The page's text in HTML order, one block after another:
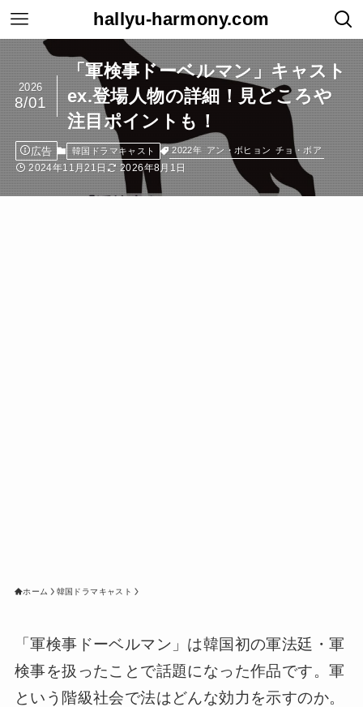
hallyu-harmony.com
「軍検事ドーベルマン」キャスト
ex.登場人物の詳細！見どころや
注目ポイントも！
2026
8/01
広告 韓国ドラマキャスト 2022年 アン・ボヒョン チョ・ボア
2024年11月21日 2026年8月1日
ホーム 韓国ドラマキャスト
「軍検事ドーベルマン」は韓国初の軍法廷・軍
検事を扱ったことで話題になった作品です。軍
という階級社会で法はどんな効力を示すのか。